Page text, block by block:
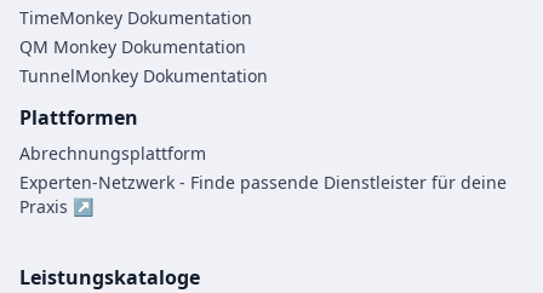
TimeMonkey Dokumentation
QM Monkey Dokumentation
TunnelMonkey Dokumentation
Plattformen
Abrechnungsplattform
Experten-Netzwerk - Finde passende Dienstleister für deine
Praxis ↗
Leistungskataloge